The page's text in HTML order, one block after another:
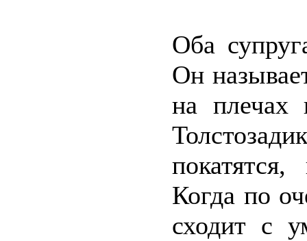
Оба
Он
на плечах
Когда по
сходит с